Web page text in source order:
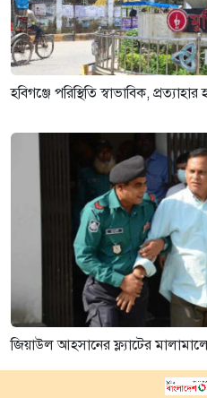
হবিগঞ্জে পরিস্থিতি স্বাভাবিক,
জিয়াউল আহসানের ফ্ল্যাটের